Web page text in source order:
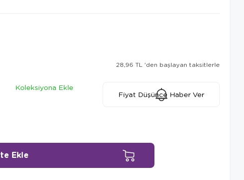
28,96 TL 'den başlayan taksitlerle
Koleksiyona Ekle
Fiyat Düşünce Haber Ver